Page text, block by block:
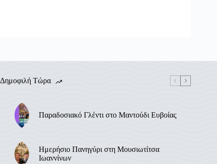
Δημοφιλή Τώρα
Παραδοσιακό Γλέντι στο Μαντούδι Ευβοίας
Ημερήσιο Πανηγύρι στη Μουσιωτίτσα
Ιωαννίνων